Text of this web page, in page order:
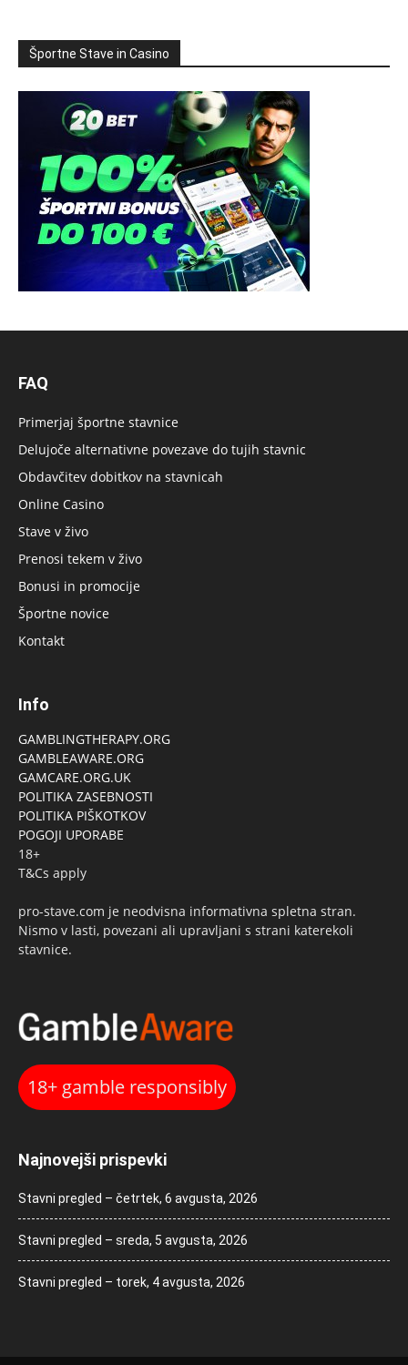
Športne Stave in Casino
FAQ
Primerjaj športne stavnice
Delujoče alternativne povezave do tujih stavnic
Obdavčitev dobitkov na stavnicah
Online Casino
Stave v živo
Prenosi tekem v živo
Bonusi in promocije
Športne novice
Kontakt
Info
GAMBLINGTHERAPY.ORG
GAMBLEAWARE.ORG
GAMCARE.ORG.UK
POLITIKA ZASEBNOSTI
POLITIKA PIŠKOTKOV
POGOJI UPORABE
18+
T&Cs apply
pro-stave.com je neodvisna informativna spletna stran.
Nismo v lasti, povezani ali upravljani s strani katerekoli
stavnice.
18+ gamble responsibly
Najnovejši prispevki
Stavni pregled – četrtek, 6 avgusta, 2026
Stavni pregled – sreda, 5 avgusta, 2026
Stavni pregled – torek, 4 avgusta, 2026